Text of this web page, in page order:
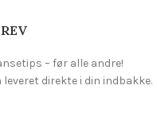
– før alle andre!
direkte i din indbakke.